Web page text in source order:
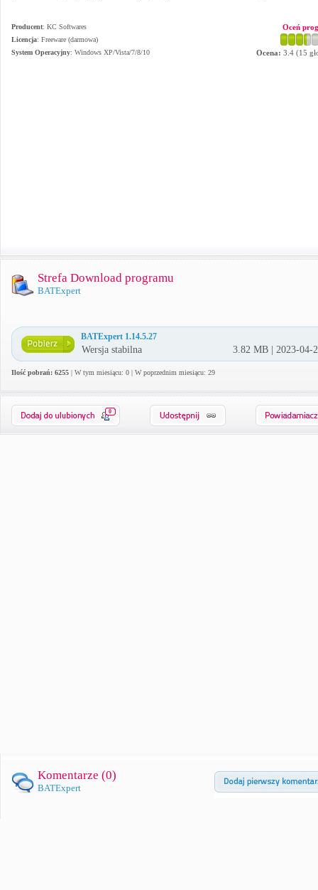
Producent: KC Softwares
Licencja: Freeware (darmowa)
System Operacyjny: Windows XP/Vista/7/8/10
Oceń
Ocena: 3.4 (15
Strefa Download programu
BATExpert
BATExpert 1.14.5.27
Wersja stabilna 3.82 MB | 2023-04-
Ilość pobrań: 6255 | W tym miesiącu: 0 | W poprzednim miesiącu: 29
0
Komentarze (0)
BATExpert